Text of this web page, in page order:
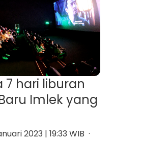
7 hari liburan
Imlek yang
2023 | 19:33 WIB ·